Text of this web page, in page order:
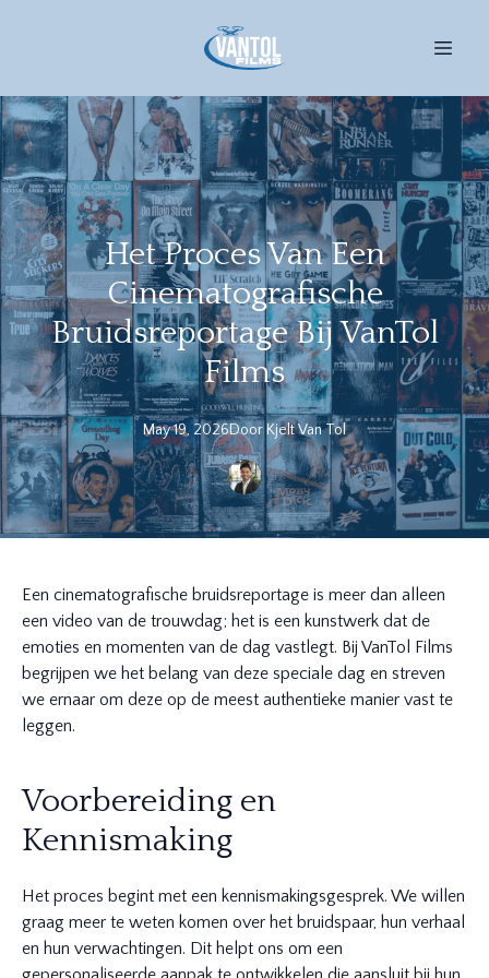
Het Proces Van Een
Cinematografische
Bruidsreportage Bij VanTol
Films
May 19, 2026DoorKjeltVan Tol
Een cinematografische bruidsreportage is meer dan alleen
een video van de trouwdag; het is een kunstwerk dat de
emoties en momenten van de dag vastlegt. Bij VanTol Films
begrijpen we het belang van deze speciale dag en streven
we ernaar om deze op de meest authentieke manier vast te
leggen.
Voorbereiding en
Kennismaking
Het proces begint met een kennismakingsgesprek. We willen
graag meer te weten komen over het bruidspaar, hun verhaal
en hun verwachtingen. Dit helpt ons om een